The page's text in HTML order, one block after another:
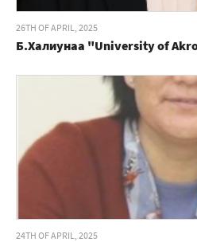
26TH OF APRIL, 2025
Б.Халиунаа "University of
24TH OF APRIL, 2025